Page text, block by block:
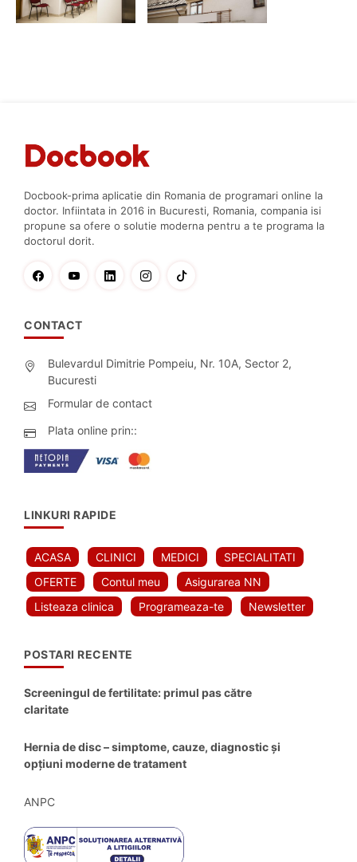
Docbook-prima aplicatie din Romania de programari online la
doctor. Infiintata in 2016 in Bucuresti, Romania, compania isi
propune sa ofere o solutie moderna pentru a te programa la
doctorul dorit.
CONTACT
Bulevardul Dimitrie Pompeiu, Nr. 10A, Sector 2,
Bucuresti
Formular de contact
Plata online prin::
LINKURI RAPIDE
ACASA CLINICI MEDICI
SPECIALITATI
OFERTE
Contul meu
Asigurarea NN
Listeaza clinica
Programeaza-te Newsletter
POSTARI RECENTE
Screeningul de fertilitate: primul pas către
claritate
Hernia de disc – simptome, cauze, diagnostic și
opțiuni moderne de tratament
ANPC